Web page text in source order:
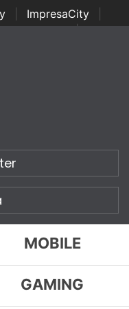
ImpresaCity
Awards | Italian
Awards
MOBILE
GAMING